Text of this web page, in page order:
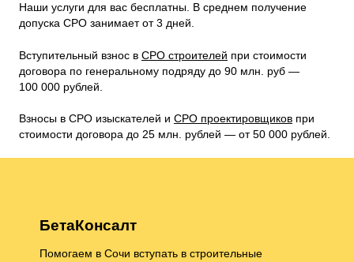
Наши услуги для вас бесплатны. В среднем получение
допуска СРО занимает от 3 дней.
Вступительный взнос в СРО строителей при стоимости
договора по генеральному подряду до 90 млн. руб —
100 000 рублей.
Взносы в СРО изыскателей и СРО проектировщиков при
стоимости договора до 25 млн. рублей — от 50 000 рублей.
БетаКонсалт
Помогаем в Сочи вступать в строительные